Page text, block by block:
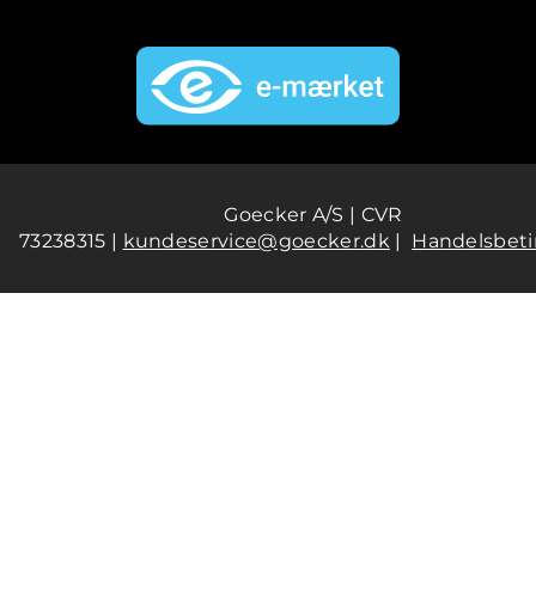
Goecker A/S | CVR
73238315 | kundeservice@goecker.dk|